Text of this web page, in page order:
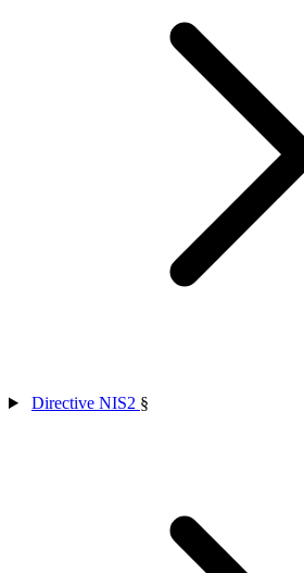
Directive NIS2 §